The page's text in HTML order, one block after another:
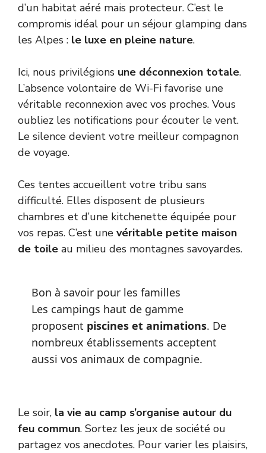
d’un habitat aéré mais protecteur. C’est le
compromis idéal pour un séjour glamping dans
les Alpes : le luxe en pleine nature.
Ici, nous privilégions une déconnexion totale.
L’absence volontaire de Wi-Fi favorise une
véritable reconnexion avec vos proches. Vous
oubliez les notifications pour écouter le vent.
Le silence devient votre meilleur compagnon
de voyage.
Ces tentes accueillent votre tribu sans
difficulté. Elles disposent de plusieurs
chambres et d’une kitchenette équipée pour
vos repas. C’est une véritable petite maison
de toile au milieu des montagnes savoyardes.
Bon à savoir pour les familles
Les campings haut de gamme
proposent piscines et animations. De
nombreux établissements acceptent
aussi vos animaux de compagnie.
Le soir, la vie au camp s’organise autour du
feu commun. Sortez les jeux de société ou
partagez vos anecdotes. Pour varier les plaisirs,